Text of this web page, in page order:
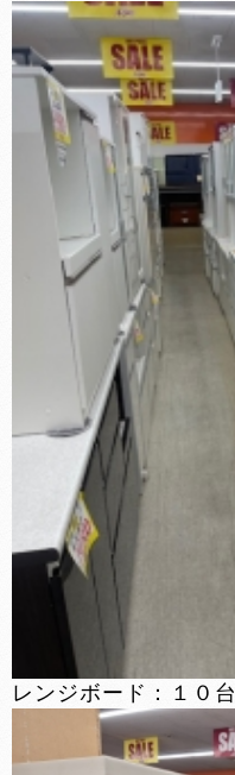
レンジボード：１０台